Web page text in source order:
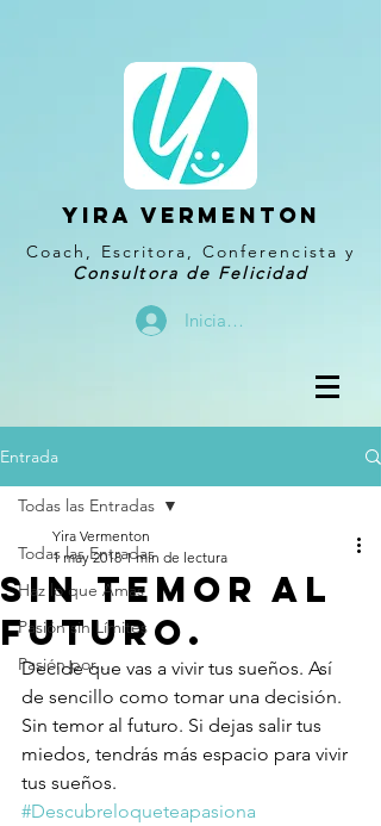
YIRA VERMENTON
Coach, Escritora, Conferencista y
Consultora de Felicidad
Iniciar sesión
Entrada
Todas las Entradas
Haz lo que Amas
Pasión sin Límites
Pasión por ...
Todas las Entradas
Sin temor al
futuro.
Yira Vermenton
1 may 2018 1 min de lectura
Decide que vas a vivir tus sueños. Así
de sencillo como tomar una decisión.
Sin temor al futuro. Si dejas salir tus
miedos, tendrás más espacio para vivir
tus sueños.
#Descubreloqueteapasiona